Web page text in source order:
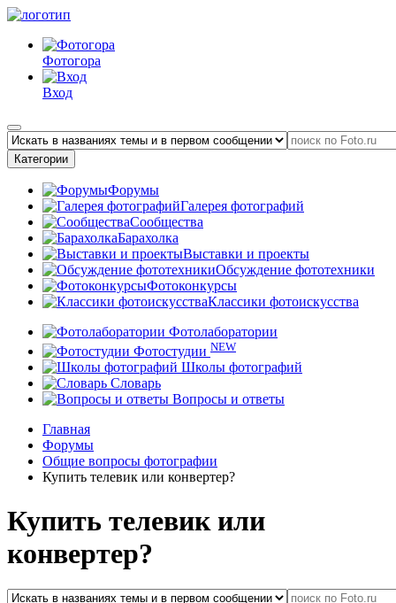
Фотогора
Вход
Категории
Форумы
Галерея фотографий
Сообщества
Барахолка
Выставки и проекты
Обсуждение фототехники
Фотоконкурсы
Классики фотоискусства
Фотолаборатории
Фотостудии NEW
Школы фотографий
Словарь
Вопросы и ответы
Главная
Форумы
Общие вопросы фотографии
Купить телевик или конвертер?
Купить телевик или
конвертер?